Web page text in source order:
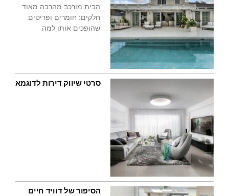
הבית מורכב מהרבה מאוד
חלקים: חומרים ופריטים
שהופכים אותו למה
סרטי שיווק דירות לדוגמא
הסיפור של דוויד חיים